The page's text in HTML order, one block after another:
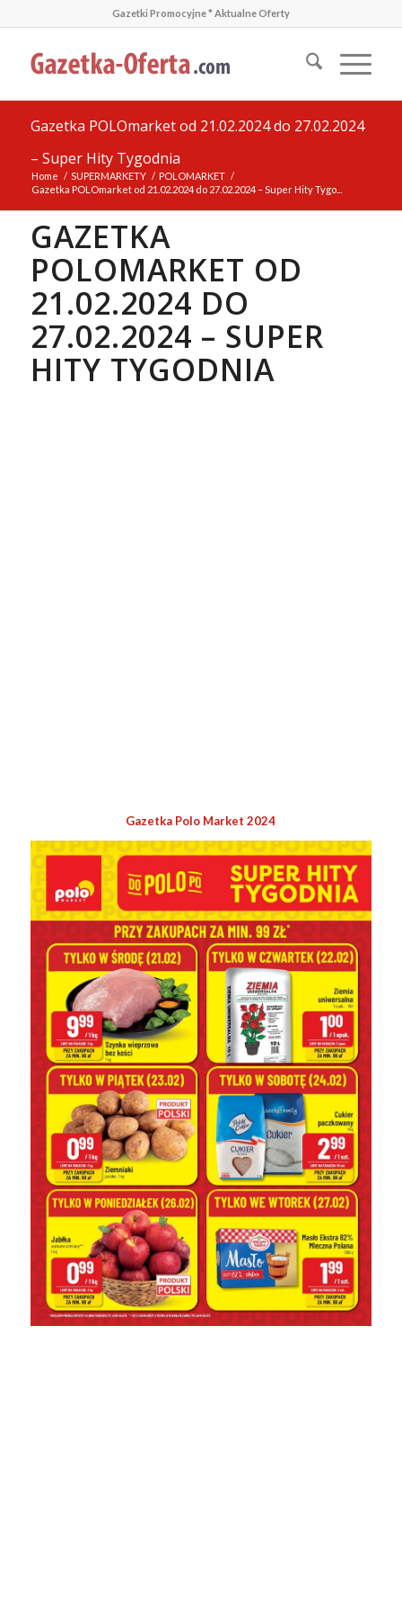
Gazetki Promocyjne * Aktualne Oferty
Gazetka POLOmarket od 21.02.2024 do 27.02.2024
– Super Hity Tygodnia
Home / SUPERMARKETY / POLOMARKET /
Gazetka POLOmarket od 21.02.2024 do 27.02.2024 – Super Hity Tygo...
GAZETKA
POLOMARKET OD
21.02.2024 DO
27.02.2024 – SUPER
HITY TYGODNIA
Gazetka Polo Market 2024